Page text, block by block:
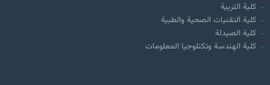
كلية التربية
كلية التقنيات الصحية والطبية
كلية الصيدلة
كلية الهندسة وتكنلوجيا المعلومات